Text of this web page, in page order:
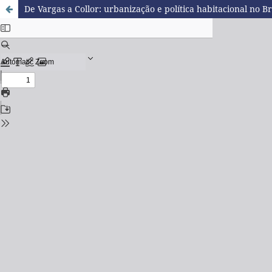
De Vargas a Collor: urbanização e política habitacional no